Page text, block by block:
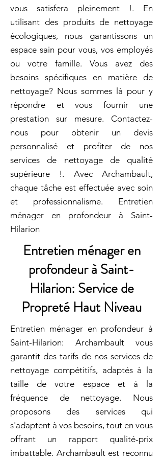
vous satisfera pleinement !. En
utilisant des produits de nettoyage
écologiques, nous garantissons un
espace sain pour vous, vos employés
ou votre famille. Vous avez des
besoins spécifiques en matière de
nettoyage? Nous sommes là pour y
répondre et vous fournir une
prestation sur mesure. Contactez-
nous pour obtenir un devis
personnalisé et profiter de nos
services de nettoyage de qualité
supérieure !. Avec Archambault,
chaque tâche est effectuée avec soin
et professionnalisme. Entretien
ménager en profondeur à Saint-
Hilarion
Entretien ménager en
profondeur à Saint-
Hilarion: Service de
Propreté Haut Niveau
Entretien ménager en profondeur à
Saint-Hilarion: Archambault vous
garantit des tarifs de nos services de
nettoyage compétitifs, adaptés à la
taille de votre espace et à la
fréquence de nettoyage. Nous
proposons des services qui
s'adaptent à vos besoins, tout en vous
offrant un rapport qualité-prix
imbattable. Archambault est reconnu